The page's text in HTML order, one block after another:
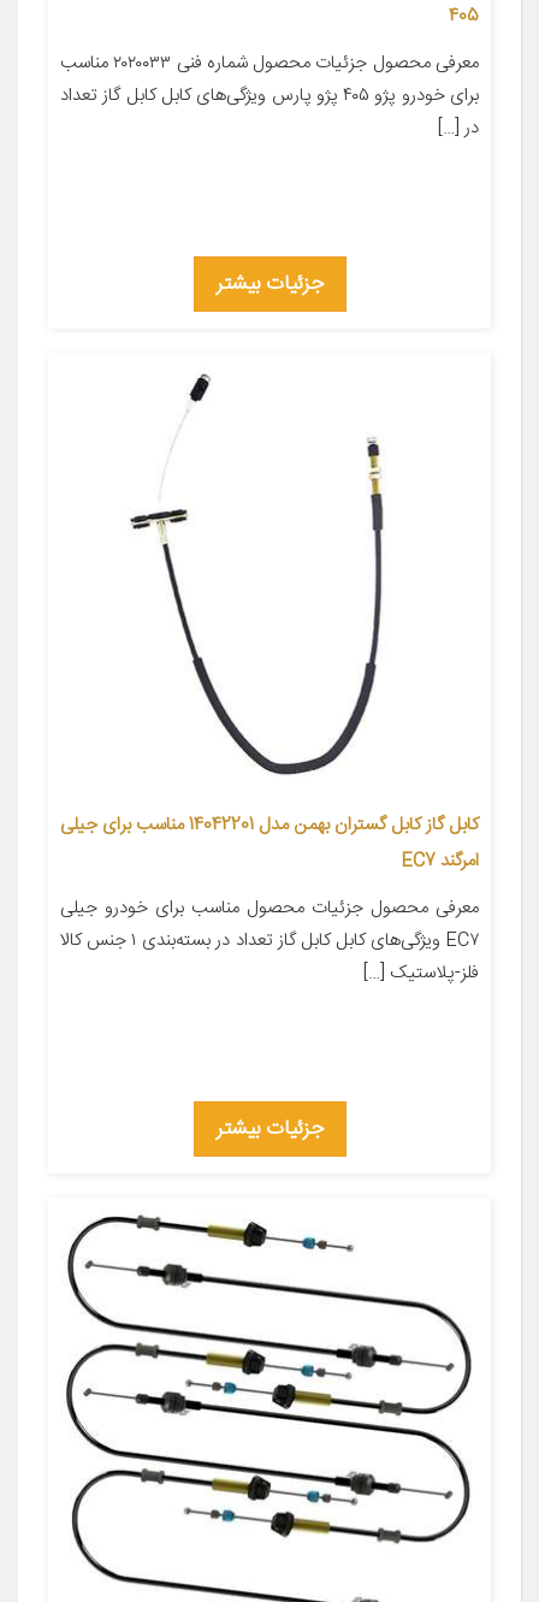
405
معرفی محصول جزئیات محصول شماره فنی ۲۰۲۰۰۳۳ مناسب
برای خودرو پژو ۴۰۵ پژو پارس ویژگی‌های کابل کابل گاز تعداد
در […]
جزئیات بیشتر
کابل گاز کابل گستران بهمن مدل 14042201 مناسب برای جیلی
امرگند EC7
معرفی محصول جزئیات محصول مناسب برای خودرو جیلی
EC۷ ویژگی‌های کابل کابل گاز تعداد در بسته‌بندی ۱ جنس کالا
فلز-پلاستیک […]
جزئیات بیشتر